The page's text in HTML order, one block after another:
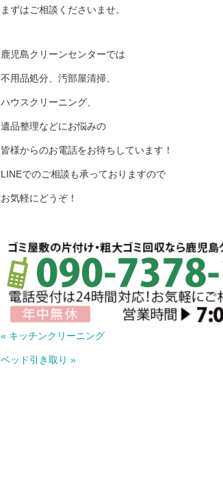
まずはご相談くださいませ。
鹿児島クリーンセンターでは
不用品処分、汚部屋清掃、
ハウスクリーニング、
遺品整理などにお悩みの
皆様からのお電話をお待ちしています！
LINEでのご相談も承っておりますので
お気軽にどうぞ！
« キッチンクリーニング
ベッド引き取り »